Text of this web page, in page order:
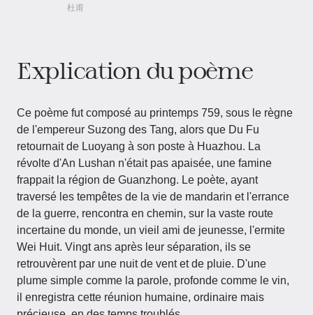
杜甫
Explication du poème
Ce poème fut composé au printemps 759, sous le règne
de l'empereur Suzong des Tang, alors que Du Fu
retournait de Luoyang à son poste à Huazhou. La
révolte d'An Lushan n'était pas apaisée, une famine
frappait la région de Guanzhong. Le poète, ayant
traversé les tempêtes de la vie de mandarin et l'errance
de la guerre, rencontra en chemin, sur la vaste route
incertaine du monde, un vieil ami de jeunesse, l'ermite
Wei Huit. Vingt ans après leur séparation, ils se
retrouvèrent par une nuit de vent et de pluie. D'une
plume simple comme la parole, profonde comme le vin,
il enregistra cette réunion humaine, ordinaire mais